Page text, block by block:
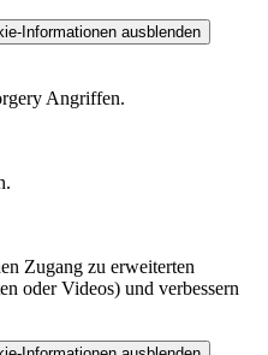
Informationen ausblenden
Angriffen.
Zugang zu erweiterten
oder Videos) und verbessern